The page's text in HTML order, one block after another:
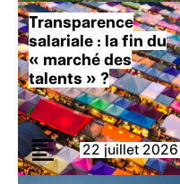
Transparence
salariale : la fin du
« marché des
talents » ?
22 juillet 2026